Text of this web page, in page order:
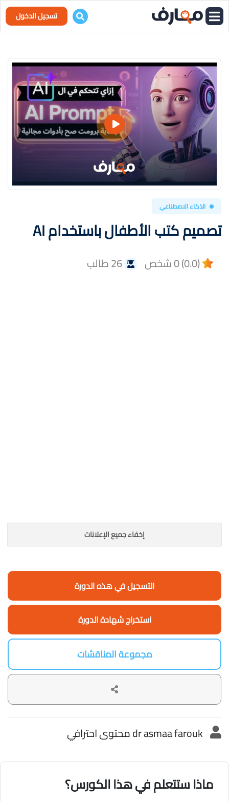
تسجيل الدخول
الذكاء الاصطناعي
تصميم كتب الأطفال باستخدام AI
(0.0) 0 شخص 26 طالب
إخفاء جميع الإعلانات
التسجيل في هذه الدورة
استخراج شهادة الدورة
مجموعة المناقشات
dr asmaa farouk محتوى احترافي
ماذا ستتعلم في هذا الكورس؟